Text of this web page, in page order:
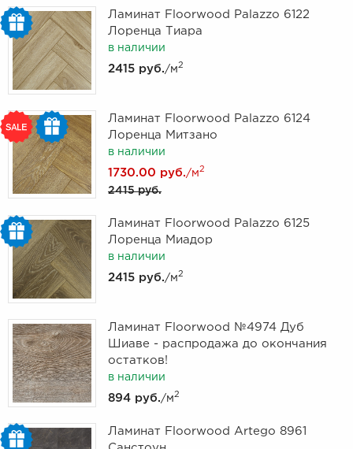
Ламинат Floorwood Palazzo 6122
Лоренца Тиара
в наличии
2415 руб./м2
Ламинат Floorwood Palazzo 6124
Лоренца Митзано
в наличии
1730.00 руб./м2
2415 руб.
Ламинат Floorwood Palazzo 6125
Лоренца Миадор
в наличии
2415 руб. /м2
Ламинат Floorwood №4974 Дуб
Шиаве - распродажа до окончания
остатков!
в наличии
894 руб. /м2
Ламинат Floorwood Artego 8961